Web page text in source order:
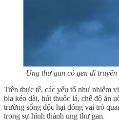
Ung thư gan có gen di
Trên thực tế, các yếu tố như nhiễm
bia kéo dài, hút thuốc lá, chế độ ăn
trường sống độc hại đóng vai trò
trong sự hình thành ung thư gan.